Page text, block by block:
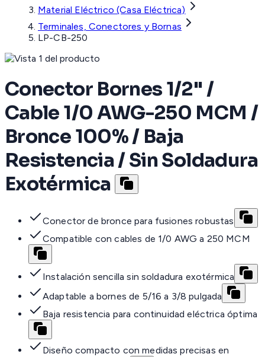
Material Eléctrico (Casa Eléctrica)
Terminales, Conectores y Bornas
LP-CB-250
Conector Bornes 1/2" /
Cable 1/0 AWG-250 MCM /
Bronce 100% / Baja
Resistencia / Sin Soldadura
Exotérmica
Conector de bronce para fusiones robustas
Compatible con cables de 1/0 AWG a 250 MCM
Instalación sencilla sin soldadura exotérmica
Adaptable a bornes de 5/16 a 3/8 pulgada
Baja resistencia para continuidad eléctrica óptima
Diseño compacto con medidas precisas en